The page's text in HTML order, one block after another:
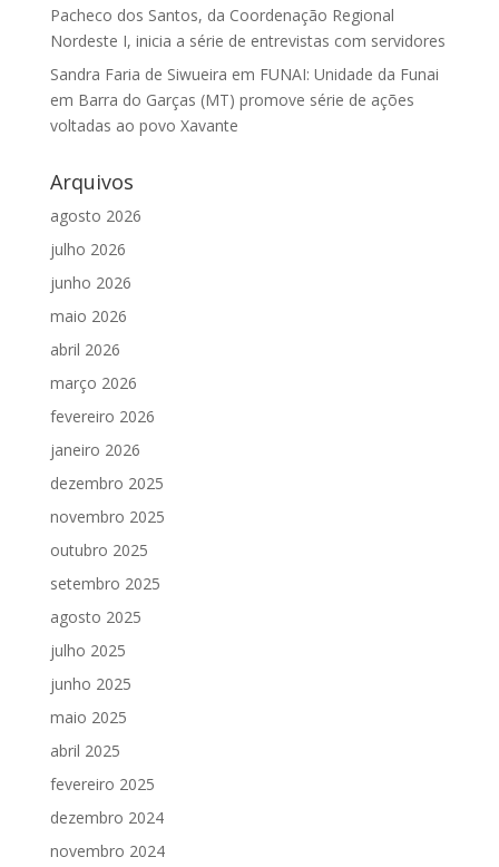
Pacheco dos Santos, da Coordenação Regional
Nordeste I, inicia a série de entrevistas com servidores
Sandra Faria de Siwueira em FUNAI: Unidade da Funai
em Barra do Garças (MT) promove série de ações
voltadas ao povo Xavante
Arquivos
agosto 2026
julho 2026
junho 2026
maio 2026
abril 2026
março 2026
fevereiro 2026
janeiro 2026
dezembro 2025
novembro 2025
outubro 2025
setembro 2025
agosto 2025
julho 2025
junho 2025
maio 2025
abril 2025
fevereiro 2025
dezembro 2024
novembro 2024